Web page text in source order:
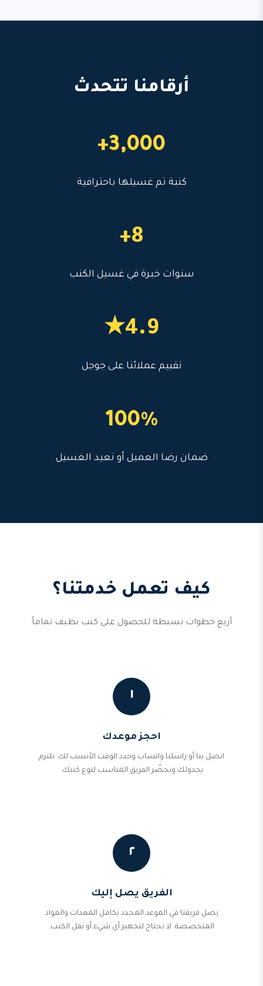
أرقامنا تتحدث
3,000+
كنبة تم غسيلها باحترافية
8+
سنوات خبرة في غسيل الكنب
4.9★
تقييم عملائنا على جوجل
100%
ضمان رضا العميل أو نعيد الغسيل
كيف تعمل خدمتنا؟
أربع خطوات بسيطة للحصول على كنب نظيف تماماً
١
احجز موعدك
اتصل بنا أو راسلنا واتساب وحدد الوقت الأنسب لك. نلتزم
بجدولك ونحضّر الفريق المناسب لنوع كنبك.
٢
الفريق يصل إليك
يصل فريقنا في الموعد المحدد بكامل المعدات والمواد
المتخصصة. لا تحتاج لتجهيز أي شيء أو نقل الكنب.